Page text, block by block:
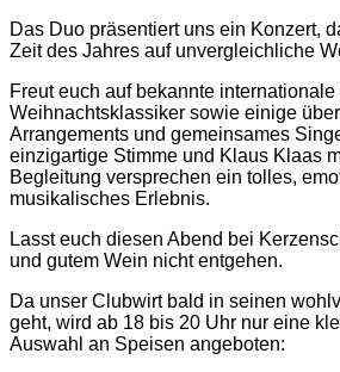
Das Duo präsentiert uns ein Konzert,
Zeit des Jahres auf unvergleichliche
Freut euch auf bekannte
Weihnachtsklassiker sowie einige
Arrangements und gemeinsames
einzigartige Stimme und Klaus Klaas
Begleitung versprechen ein tolles,
musikalisches Erlebnis.
Lasst euch diesen Abend bei
und gutem Wein nicht entgehen.
Da unser Clubwirt bald in seinen
geht, wird ab 18 bis 20 Uhr nur eine
Auswahl an Speisen angeboten: